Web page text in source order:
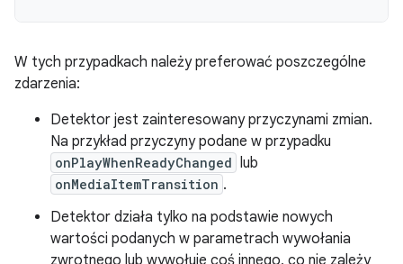
W tych przypadkach należy preferować poszczególne
zdarzenia:
Detektor jest zainteresowany przyczynami zmian.
Na przykład przyczyny podane w przypadku
onPlayWhenReadyChanged lub
onMediaItemTransition .
Detektor działa tylko na podstawie nowych
wartości podanych w parametrach wywołania
zwrotnego lub wywołuje coś innego, co nie zależy